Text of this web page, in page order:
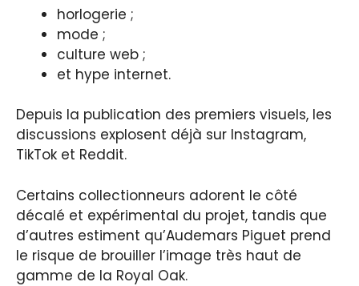
horlogerie ;
mode ;
culture web ;
et hype internet.
Depuis la publication des premiers visuels, les
discussions explosent déjà sur Instagram,
TikTok et Reddit.
Certains collectionneurs adorent le côté
décalé et expérimental du projet, tandis que
d’autres estiment qu’Audemars Piguet prend
le risque de brouiller l’image très haut de
gamme de la Royal Oak.